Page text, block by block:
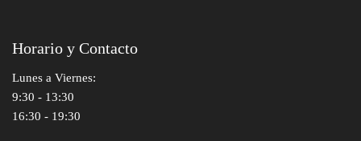
Horario y Contacto
Lunes a Viernes:
9:30 - 13:30
16:30 - 19:30